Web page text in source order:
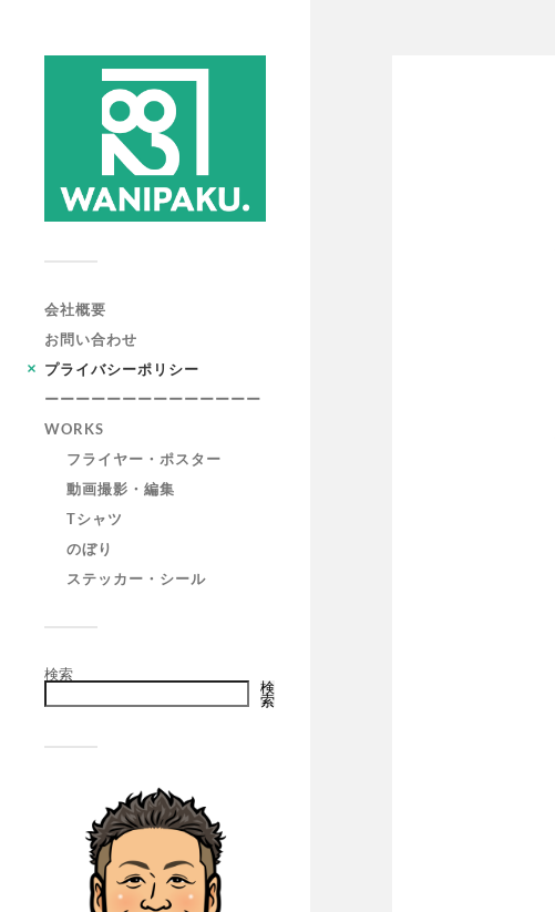
会社概要
お問い合わせ
プライバシーポリシー
ーーーーーーーーーーーーーー
WORKS
フライヤー・ポスター
動画撮影・編集
Tシャツ
のぼり
ステッカー・シール
検索
検
索